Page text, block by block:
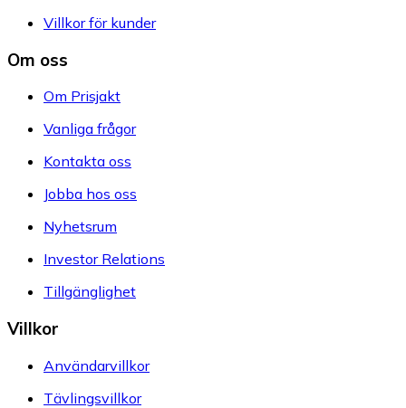
Villkor för kunder
Om oss
Om Prisjakt
Vanliga frågor
Kontakta oss
Jobba hos oss
Nyhetsrum
Investor Relations
Tillgänglighet
Villkor
Användarvillkor
Tävlingsvillkor